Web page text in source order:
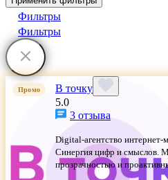
Фильтры
Фильтры
Промо
В точку
5.0
3 отзыва
Digital-агентство интернет-
Синергия цифр и смыслов.
прозрачностью и